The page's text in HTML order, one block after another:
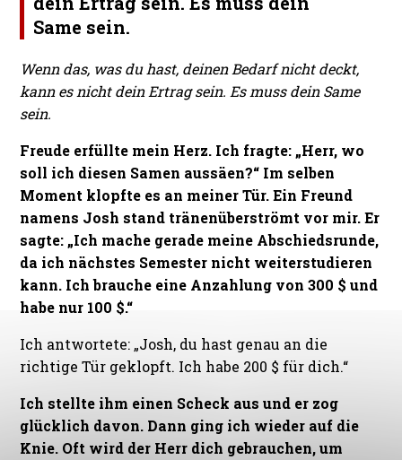
Same sein.
Wenn das, was du hast, deinen Bedarf nicht deckt,
kann es nicht dein Ertrag sein. Es muss dein Same
sein.
Freude erfüllte mein Herz. Ich fragte: „Herr, wo
soll ich diesen Samen aussäen?“ Im selben
Moment klopfte es an meiner Tür. Ein Freund
namens Josh stand tränenüberströmt vor mir. Er
sagte: „Ich mache gerade meine Abschiedsrunde,
da ich nächstes Semester nicht weiterstudieren
kann. Ich brauche eine Anzahlung von 300 $ und
habe nur 100 $.“
Ich antwortete: „Josh, du hast genau an die
richtige Tür geklopft. Ich habe 200 $ für dich.“
Ich stellte ihm einen Scheck aus und er zog
glücklich davon. Dann ging ich wieder auf die
Knie. Oft wird der Herr dich gebrauchen, um